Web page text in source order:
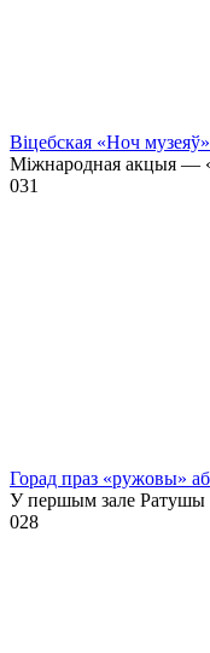
Віцебская «Ноч музеяў»
Міжнародная акцыя —
031
Горад праз «ружовы»
У першым зале Ратушы
028